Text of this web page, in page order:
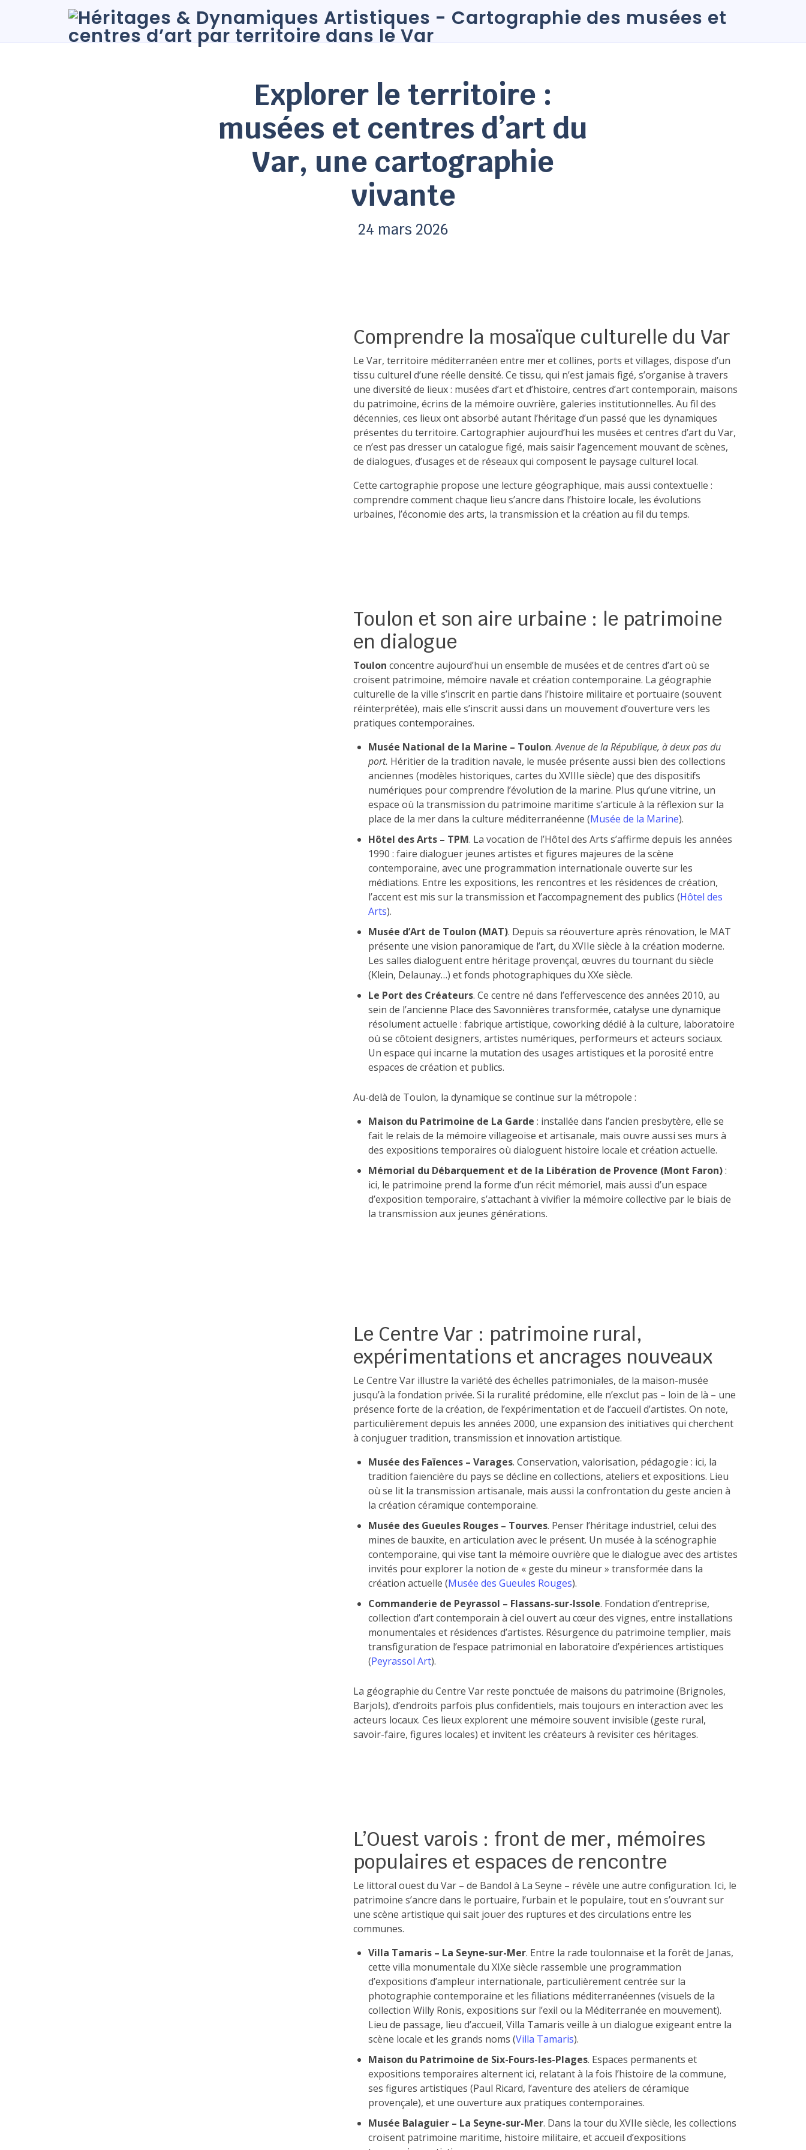
Explorer le territoire :
musées et centres d’art du
Var, une cartographie
vivante
24 mars 2026
Comprendre la mosaïque culturelle du Var
Le Var, territoire méditerranéen entre mer et collines, ports et villages, dispose d’un
tissu culturel d’une réelle densité. Ce tissu, qui n’est jamais figé, s’organise à travers
une diversité de lieux : musées d’art et d’histoire, centres d’art contemporain, maisons
du patrimoine, écrins de la mémoire ouvrière, galeries institutionnelles. Au fil des
décennies, ces lieux ont absorbé autant l’héritage d’un passé que les dynamiques
présentes du territoire. Cartographier aujourd’hui les musées et centres d’art du Var,
ce n’est pas dresser un catalogue figé, mais saisir l’agencement mouvant de scènes,
de dialogues, d’usages et de réseaux qui composent le paysage culturel local.
Cette cartographie propose une lecture géographique, mais aussi contextuelle :
comprendre comment chaque lieu s’ancre dans l’histoire locale, les évolutions
urbaines, l’économie des arts, la transmission et la création au fil du temps.
Toulon et son aire urbaine : le patrimoine
en dialogue
Toulon concentre aujourd’hui un ensemble de musées et de centres d’art où se
croisent patrimoine, mémoire navale et création contemporaine. La géographie
culturelle de la ville s’inscrit en partie dans l’histoire militaire et portuaire (souvent
réinterprétée), mais elle s’inscrit aussi dans un mouvement d’ouverture vers les
pratiques contemporaines.
Musée National de la Marine – Toulon.Avenue de la République, à deux pas du
port. Héritier de la tradition navale, le musée présente aussi bien des collections
anciennes (modèles historiques, cartes du XVIIIe siècle) que des dispositifs
numériques pour comprendre l’évolution de la marine. Plus qu’une vitrine, un
espace où la transmission du patrimoine maritime s’articule à la réflexion sur la
place de la mer dans la culture méditerranéenne (Musée de la Marine).
Hôtel des Arts – TPM. La vocation de l’Hôtel des Arts s’affirme depuis les années
1990 : faire dialoguer jeunes artistes et figures majeures de la scène
contemporaine, avec une programmation internationale ouverte sur les
médiations. Entre les expositions, les rencontres et les résidences de création,
l’accent est mis sur la transmission et l’accompagnement des publics (Hôtel des
Arts).
Musée d’Art de Toulon (MAT). Depuis sa réouverture après rénovation, le MAT
présente une vision panoramique de l’art, du XVIIe siècle à la création moderne.
Les salles dialoguent entre héritage provençal, œuvres du tournant du siècle
(Klein, Delaunay…) et fonds photographiques du XXe siècle.
Le Port des Créateurs. Ce centre né dans l’effervescence des années 2010, au
sein de l’ancienne Place des Savonnières transformée, catalyse une dynamique
résolument actuelle : fabrique artistique, coworking dédié à la culture, laboratoire
où se côtoient designers, artistes numériques, performeurs et acteurs sociaux.
Un espace qui incarne la mutation des usages artistiques et la porosité entre
espaces de création et publics.
Au-delà de Toulon, la dynamique se continue sur la métropole :
Maison du Patrimoine de La Garde : installée dans l’ancien presbytère, elle se
fait le relais de la mémoire villageoise et artisanale, mais ouvre aussi ses murs à
des expositions temporaires où dialoguent histoire locale et création actuelle.
Mémorial du Débarquement et de la Libération de Provence (Mont Faron):
ici, le patrimoine prend la forme d’un récit mémoriel, mais aussi d’un espace
d’exposition temporaire, s’attachant à vivifier la mémoire collective par le biais de
la transmission aux jeunes générations.
Le Centre Var : patrimoine rural,
expérimentations et ancrages nouveaux
Le Centre Var illustre la variété des échelles patrimoniales, de la maison-musée
jusqu’à la fondation privée. Si la ruralité prédomine, elle n’exclut pas – loin de là – une
présence forte de la création, de l’expérimentation et de l’accueil d’artistes. On note,
particulièrement depuis les années 2000, une expansion des initiatives qui cherchent
à conjuguer tradition, transmission et innovation artistique.
Musée des Faïences – Varages. Conservation, valorisation, pédagogie : ici, la
tradition faïencière du pays se décline en collections, ateliers et expositions. Lieu
où se lit la transmission artisanale, mais aussi la confrontation du geste ancien à
la création céramique contemporaine.
Musée des Gueules Rouges – Tourves. Penser l’héritage industriel, celui des
mines de bauxite, en articulation avec le présent. Un musée à la scénographie
contemporaine, qui vise tant la mémoire ouvrière que le dialogue avec des artistes
invités pour explorer la notion de « geste du mineur » transformée dans la
création actuelle (Musée des Gueules Rouges).
Commanderie de Peyrassol – Flassans-sur-Issole. Fondation d’entreprise,
collection d’art contemporain à ciel ouvert au cœur des vignes, entre installations
monumentales et résidences d’artistes. Résurgence du patrimoine templier, mais
transfiguration de l’espace patrimonial en laboratoire d’expériences artistiques
(Peyrassol Art).
La géographie du Centre Var reste ponctuée de maisons du patrimoine (Brignoles,
Barjols), d’endroits parfois plus confidentiels, mais toujours en interaction avec les
acteurs locaux. Ces lieux explorent une mémoire souvent invisible (geste rural,
savoir-faire, figures locales) et invitent les créateurs à revisiter ces héritages.
L’Ouest varois : front de mer, mémoires
populaires et espaces de rencontre
Le littoral ouest du Var – de Bandol à La Seyne – révèle une autre configuration. Ici, le
patrimoine s’ancre dans le portuaire, l’urbain et le populaire, tout en s’ouvrant sur
une scène artistique qui sait jouer des ruptures et des circulations entre les
communes.
Villa Tamaris – La Seyne-sur-Mer. Entre la rade toulonnaise et la forêt de Janas,
cette villa monumentale du XIXe siècle rassemble une programmation
d’expositions d’ampleur internationale, particulièrement centrée sur la
photographie contemporaine et les filiations méditerranéennes (visuels de la
collection Willy Ronis, expositions sur l’exil ou la Méditerranée en mouvement).
Lieu de passage, lieu d’accueil, Villa Tamaris veille à un dialogue exigeant entre la
scène locale et les grands noms (Villa Tamaris).
Maison du Patrimoine de Six-Fours-les-Plages. Espaces permanents et
expositions temporaires alternent ici, relatant à la fois l’histoire de la commune,
ses figures artistiques (Paul Ricard, l’aventure des ateliers de céramique
provençale), et une ouverture aux pratiques contemporaines.
Musée Balaguier – La Seyne-sur-Mer. Dans la tour du XVIIe siècle, les collections
croisent patrimoine maritime, histoire militaire, et accueil d’expositions